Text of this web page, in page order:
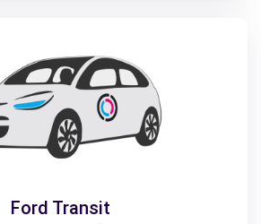
Ford Transit